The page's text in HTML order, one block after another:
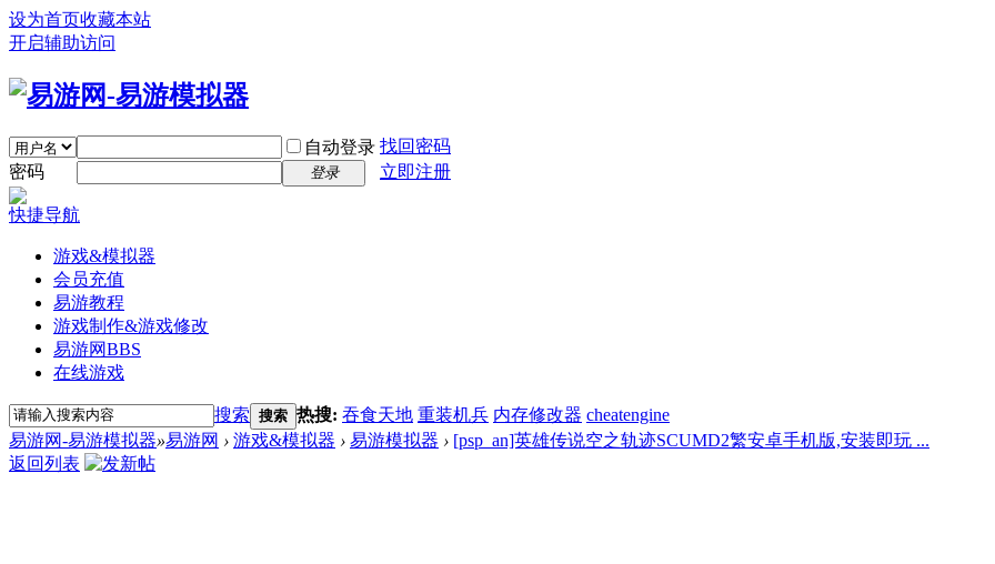
设为首页收藏本站
开启辅助访问
自动登录 找回密码
密码
登录 立即注册
快捷导航
游戏&模拟器
会员充值
易游教程
游戏制作&游戏修改
易游网BBS
在线游戏
搜索 搜索 热搜: 吞食天地 重装机兵 内存修改器 cheatengine
易游网-易游模拟器»易游网 › 游戏&模拟器 › 易游模拟器 › [psp_an]英雄传说空之轨迹SCUMD2繁安卓手机版,安装即玩 ...
返回列表